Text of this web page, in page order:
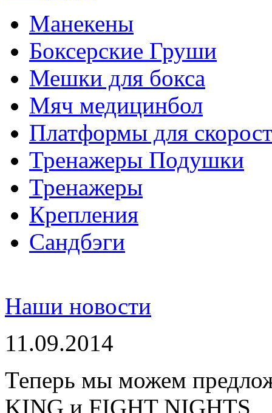
Манекены
Боксерские Груши
Мешки для бокса
Мяч медицинбол
Платформы для
Тренажеры Подушки
Тренажеры
Крепления
Сандбэги
Наши новости
11.09.2014
Теперь мы можем
KING и FIGHT NIGHTS